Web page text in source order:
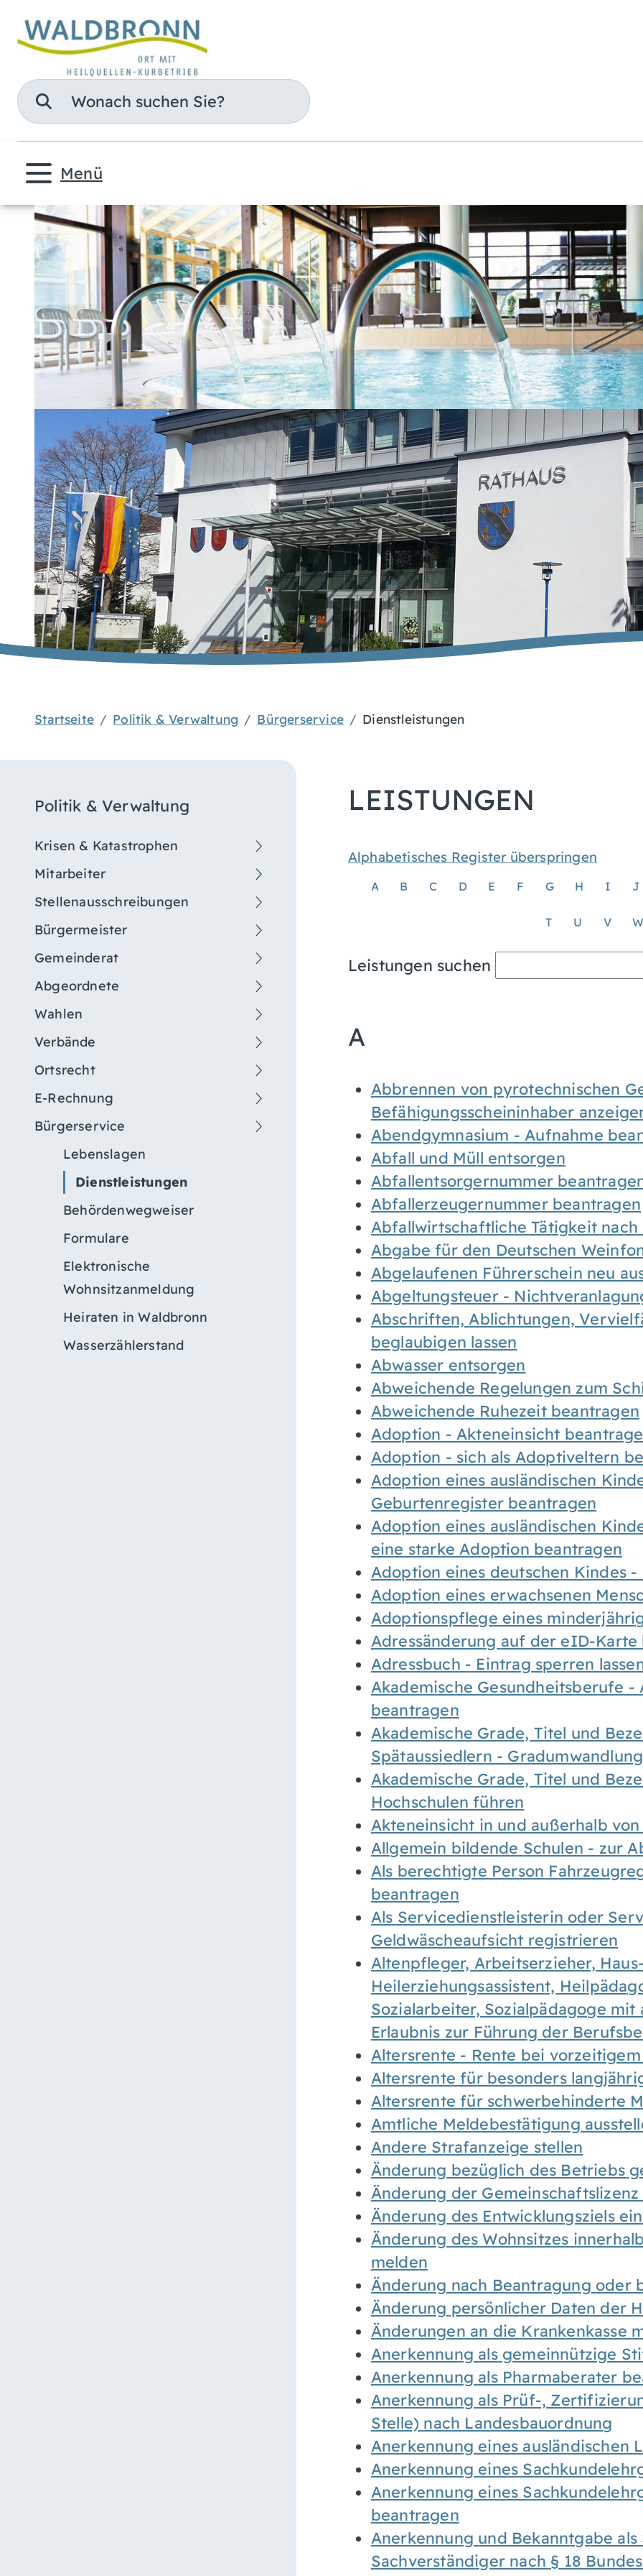
Suche
Menü
Startseite Politik & Verwaltung Bürgerservice Dienstleistungen
Politik & Verwaltung
Krisen & Katastrophen
Mitarbeiter
Stellenausschreibungen
Bürgermeister
Gemeinderat
Abgeordnete
Wahlen
Verbände
Ortsrecht
E-Rechnung
Bürgerservice
Lebenslagen
Dienstleistungen
Behördenwegweiser
Formulare
Elektronische
Wohnsitzanmeldung
Heiraten in Waldbronn
Wasserzählerstand
LEISTUNGEN
Alphabetisches Register überspringen
A B C D E F G H I J
T U V W
Leistungen suchen
A
Abbrennen von pyrotechnischen
Befähigungsscheininhaber
Abendgymnasium - Aufnahme
Abfall und Müll entsorgen
Abfallentsorgernummer
Abfallerzeugernummer beantragen
Abfallwirtschaftliche Tätigkeit
Abgabe für den Deutschen
Abgelaufenen Führerschein neu
Abgeltungsteuer -
Abschriften, Ablichtungen,
beglaubigen lassen
Abwasser entsorgen
Abweichende Regelungen zum
Abweichende Ruhezeit beantragen
Adoption - Akteneinsicht
Adoption - sich als Adoptiveltern
Adoption eines ausländischen
Geburtenregister beantragen
Adoption eines ausländischen
eine starke Adoption beantragen
Adoption eines deutschen Kindes
Adoption eines erwachsenen
Adoptionspflege eines
Adressänderung auf der eID-Karte
Adressbuch - Eintrag sperren
Akademische Gesundheitsberufe
beantragen
Akademische Grade, Titel und
Spätaussiedlern -
Akademische Grade, Titel und
Hochschulen führen
Akteneinsicht in und außerhalb
Allgemein bildende Schulen - zur
Als berechtigte Person
beantragen
Als Servicedienstleisterin oder
Geldwäscheaufsicht registrieren
Altenpfleger, Arbeitserzieher,
Heilerziehungsassistent,
Sozialarbeiter, Sozialpädagoge
Erlaubnis zur Führung der
Altersrente - Rente bei
Altersrente für besonders
Altersrente für schwerbehinderte
Amtliche Meldebestätigung
Andere Strafanzeige stellen
Änderung bezüglich des Betriebs
Änderung der
Änderung des Entwicklungsziels
Änderung des Wohnsitzes
melden
Änderung nach Beantragung oder
Änderung persönlicher Daten der
Änderungen an die Krankenkasse
Anerkennung als gemeinnützige
Anerkennung als Pharmaberater
Anerkennung als Prüf-,
Stelle) nach Landesbauordnung
Anerkennung eines ausländischen
Anerkennung eines
Anerkennung eines
beantragen
Anerkennung und Bekanntgabe
Sachverständiger nach § 18